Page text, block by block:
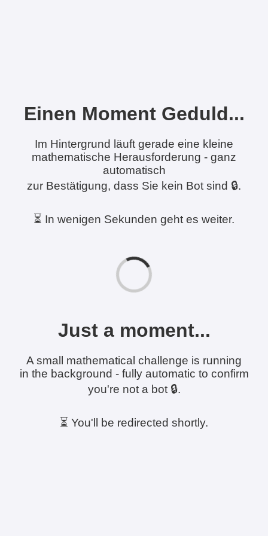
Einen Moment Geduld...
Im Hintergrund läuft gerade eine kleine
mathematische Herausforderung - ganz
automatisch
zur Bestätigung, dass Sie kein Bot sind 🔒.
⏳ In wenigen Sekunden geht es weiter.
Just a moment...
A small mathematical challenge is running
in the background - fully automatic to confirm
you're not a bot 🔒.
⏳ You'll be redirected shortly.